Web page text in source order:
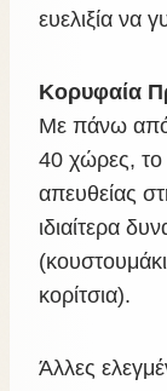
ευελιξία να
Κορυφαία
Με πάνω από
40 χώρες, το
απευθείας
ιδιαίτερα
κορίτσια).
Άλλες